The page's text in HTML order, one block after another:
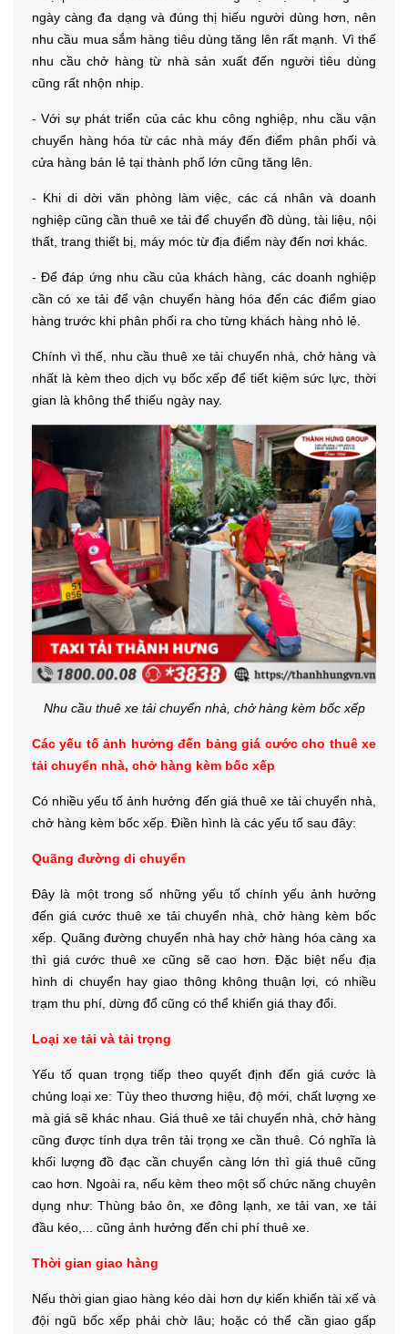
ngày càng đa dạng và đúng thị hiếu người dùng hơn, nên
nhu cầu mua sắm hàng tiêu dùng tăng lên rất mạnh. Vì thế
nhu cầu chở hàng từ nhà sản xuất đến người tiêu dùng
cũng rất nhộn nhịp.
- Với sự phát triển của các khu công nghiệp, nhu cầu vận
chuyển hàng hóa từ các nhà máy đến điểm phân phối và
cửa hàng bán lẻ tại thành phố lớn cũng tăng lên.
- Khi di dời văn phòng làm việc, các cá nhân và doanh
nghiệp cũng cần thuê xe tải để chuyển đồ dùng, tài liệu, nội
thất, trang thiết bị, máy móc từ địa điểm này đến nơi khác.
- Để đáp ứng nhu cầu của khách hàng, các doanh nghiệp
cần có xe tải để vận chuyển hàng hóa đến các điểm giao
hàng trước khi phân phối ra cho từng khách hàng nhỏ lẻ.
Chính vì thế, nhu cầu thuê xe tải chuyển nhà, chở hàng và
nhất là kèm theo dịch vụ bốc xếp để tiết kiệm sức lực, thời
gian là không thể thiếu ngày nay.
Nhu cầu thuê xe tải chuyển nhà, chở hàng kèm bốc xếp
Các yếu tố ảnh hưởng đến bảng giá cước cho thuê xe
tải chuyển nhà, chở hàng kèm bốc xếp
Có nhiều yếu tố ảnh hưởng đến giá thuê xe tải chuyển nhà,
chở hàng kèm bốc xếp. Điền hình là các yếu tố sau đây:
Quãng đường di chuyển
Đây là một trong số những yếu tố chính yếu ảnh hưởng
đến giá cước thuê xe tải chuyển nhà, chở hàng kèm bốc
xếp. Quãng đường chuyển nhà hay chở hàng hóa càng xa
thì giá cước thuê xe cũng sẽ cao hơn. Đặc biệt nếu địa
hình di chuyển hay giao thông không thuận lợi, có nhiều
trạm thu phí, dừng đổ cũng có thể khiến giá thay đổi.
Loại xe tải và tải trọng
Yếu tố quan trọng tiếp theo quyết định đến giá cước là
chủng loại xe: Tùy theo thương hiệu, độ mới, chất lượng xe
mà giá sẽ khác nhau. Giá thuê xe tải chuyển nhà, chở hàng
cũng được tính dựa trên tải trọng xe cần thuê. Có nghĩa là
khối lượng đồ đạc cần chuyển càng lớn thì giá thuê cũng
cao hơn. Ngoài ra, nếu kèm theo một số chức năng chuyên
dụng như: Thùng bảo ôn, xe đông lạnh, xe tải van, xe tải
đầu kéo,... cũng ảnh hưởng đến chi phí thuê xe.
Thời gian giao hàng
Nếu thời gian giao hàng kéo dài hơn dự kiến khiến tài xế và
đội ngũ bốc xếp phải chờ lâu; hoặc có thể cần giao gấp